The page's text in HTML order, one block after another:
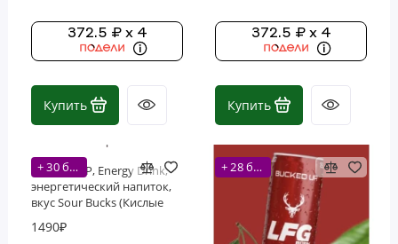
372.5 ₽ x 4
Купить
372.5 ₽ x 4
Купить
+ 30 бонусов
BUCKED UP, Energy Drink,
энергетический напиток,
вкус Sour Bucks (Кислые
унций)
1490₽
+ 28 бонусов